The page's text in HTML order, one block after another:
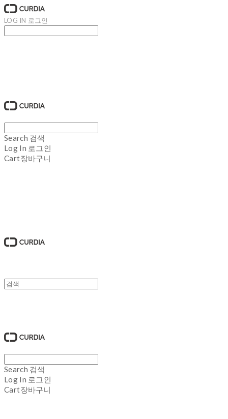
LOG IN 로그인
Search 검색
Log In 로그인
Cart장바구니
Search 검색
Log In 로그인
Cart장바구니